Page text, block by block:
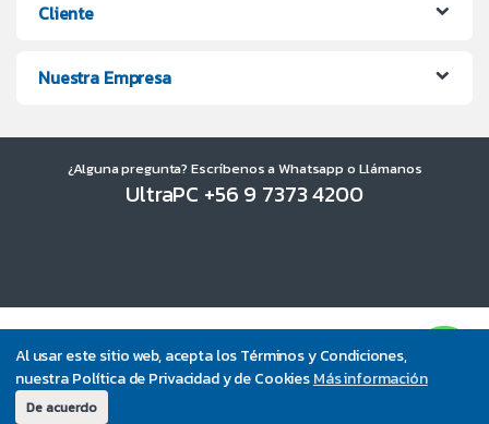
Al usar este sitio web, acepta los Términos y Condiciones,
nuestra Política de Privacidad y de CookiesMás información
De acuerdo
Cliente
Nuestra Empresa
¿Alguna pregunta? Escríbenos a Whatsapp o Llámanos
UltraPC +56 9 7373 4200